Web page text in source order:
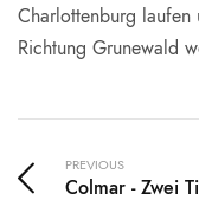
Charlottenburg
Richtung Grunewald
PREVIOUS
Colmar - Zwei